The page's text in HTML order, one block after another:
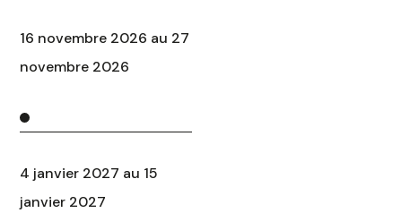
16 novembre 2026 au 27
novembre 2026
4 janvier 2027 au 15
janvier 2027